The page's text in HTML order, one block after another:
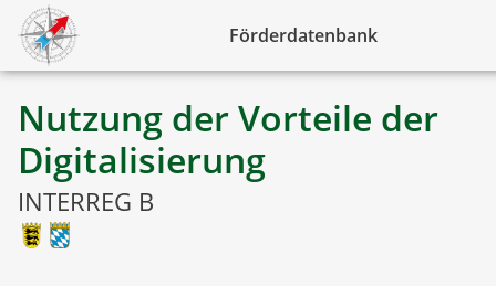
Förderdatenbank
Nutzung der Vorteile der
Digitalisierung
INTERREG B